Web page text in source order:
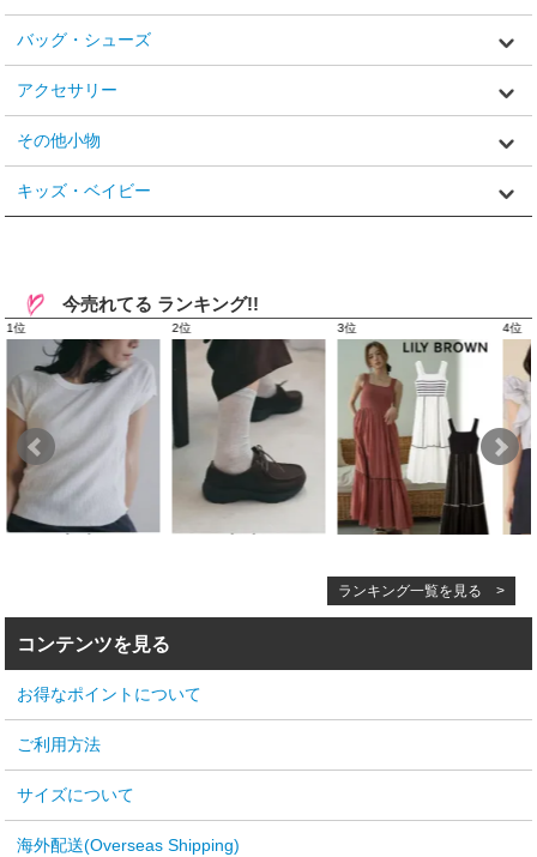
バッグ・シューズ
アクセサリー
その他小物
キッズ・ベイビー
今売れてる ランキング!!
ランキング一覧を見る >
コンテンツを見る
お得なポイントについて
ご利用方法
サイズについて
海外配送(Overseas Shipping)